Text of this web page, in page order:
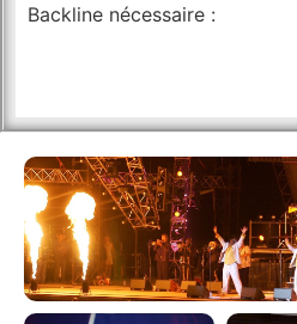
Backline nécessaire :